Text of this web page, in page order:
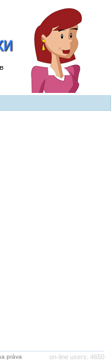
on-line users: 4650
práva